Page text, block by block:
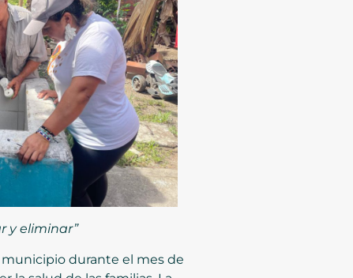
y eliminar”
municipio durante el mes de